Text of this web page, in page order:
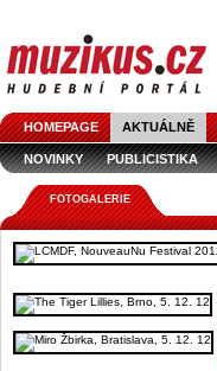
HOMEPAGE AKTUÁLNĚ
NOVINKY PUBLICISTIKA
FOTOGALERIE